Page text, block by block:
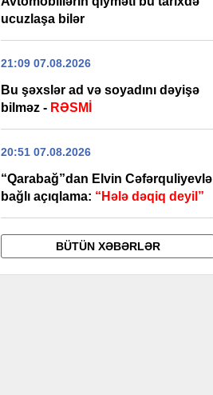
ucuzlaşa bilər
21:09 07.08.2026
Bu şəxslər ad və soyadını dəyişə
bilməz - RƏSMİ
20:51 07.08.2026
“Qarabağ”dan Elvin Cəfərquliyevlə
bağlı açıqlama: “Hələ dəqiq deyil”
BÜTÜN XƏBƏRLƏR